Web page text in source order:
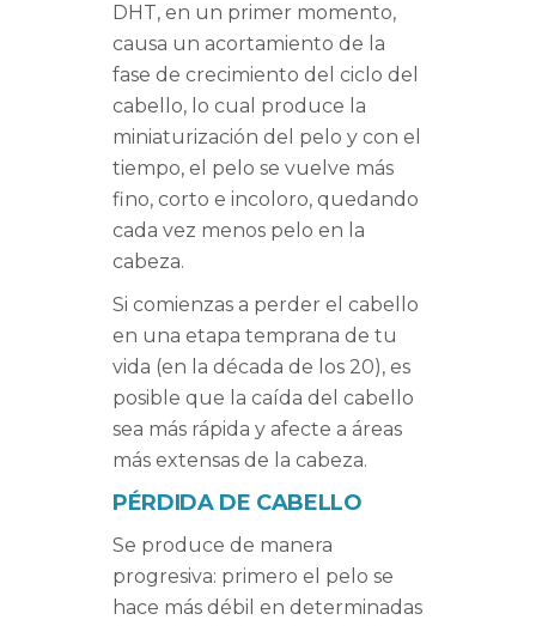
DHT, en un primer momento,
causa un acortamiento de la
fase de crecimiento del ciclo del
cabello, lo cual produce la
miniaturización del pelo y con el
tiempo, el pelo se vuelve más
fino, corto e incoloro, quedando
cada vez menos pelo en la
cabeza.
Si comienzas a perder el cabello
en una etapa temprana de tu
vida (en la década de los 20), es
posible que la caída del cabello
sea más rápida y afecte a áreas
más extensas de la cabeza.
PÉRDIDA DE CABELLO
Se produce de manera
progresiva: primero el pelo se
hace más débil en determinadas